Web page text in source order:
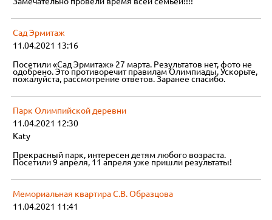
Сад Эрмитаж
11.04.2021 13:16
Посетили «Сад Эрмитаж» 27 марта. Результатов нет, фото не
одобрено. Это противоречит правилам Олимпиады. Ускорьте,
пожалуйста, рассмотрение ответов. Заранее спасибо.
Парк Олимпийской деревни
11.04.2021 12:30
Katy
Прекрасный парк, интересен детям любого возраста.
Посетили 9 апреля, 11 апреля уже пришли результаты!
Мемориальная квартира С.В. Образцова
11.04.2021 11:41